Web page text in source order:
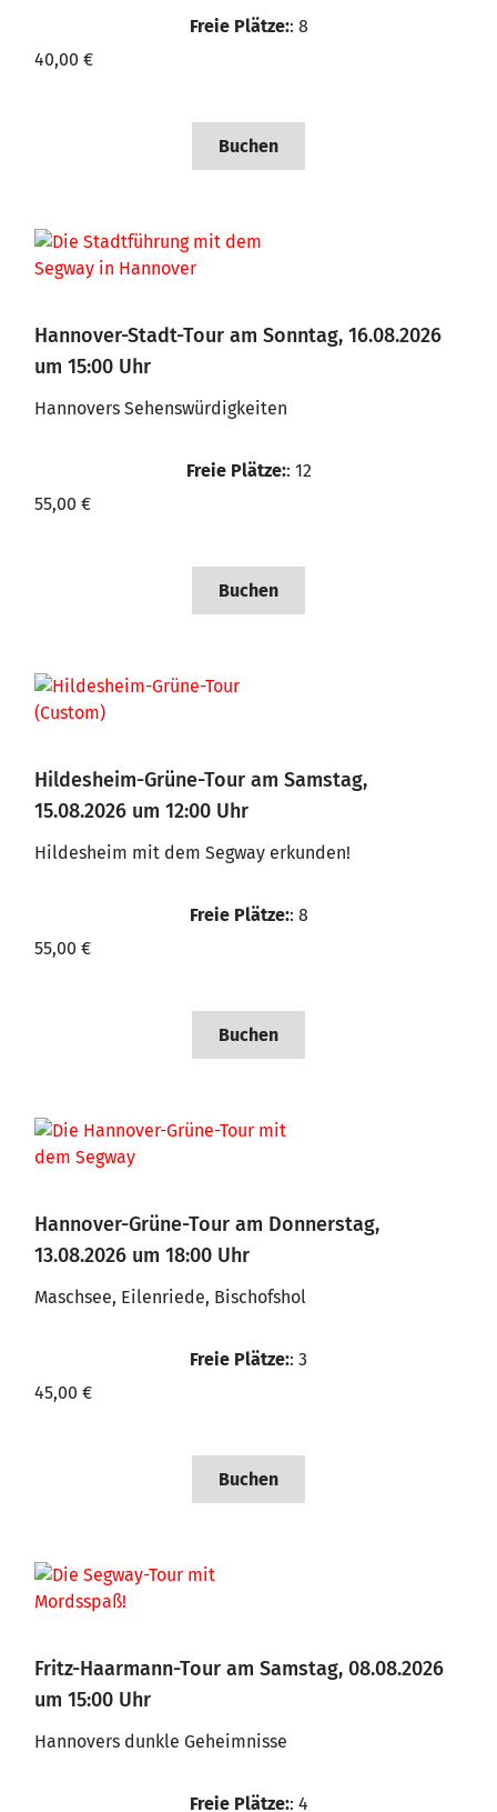
Freie Plätze:: 8
40,00 €
Buchen
Hannover-Stadt-Tour am Sonntag, 16.08.2026
um 15:00 Uhr
Hannovers Sehenswürdigkeiten
Freie Plätze:: 12
55,00 €
Buchen
Hildesheim-Grüne-Tour am Samstag,
15.08.2026 um 12:00 Uhr
Hildesheim mit dem Segway erkunden!
Freie Plätze:: 8
55,00 €
Buchen
Hannover-Grüne-Tour am Donnerstag,
13.08.2026 um 18:00 Uhr
Maschsee, Eilenriede, Bischofshol
Freie Plätze:: 3
45,00 €
Buchen
Fritz-Haarmann-Tour am Samstag, 08.08.2026
um 15:00 Uhr
Hannovers dunkle Geheimnisse
Freie Plätze:: 4